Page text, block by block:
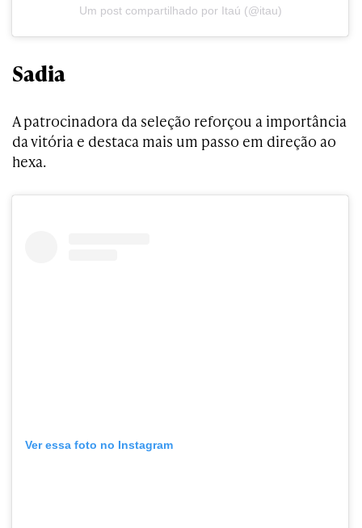
Um post compartilhado por Itaú (@itau)
Sadia
A patrocinadora da seleção reforçou a importância
da vitória e destaca mais um passo em direção ao
hexa.
Ver essa foto no Instagram